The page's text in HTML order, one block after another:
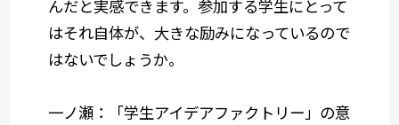
んだと実感できます。参加する学生にとって
はそれ自体が、大きな励みになっているので
はないでしょうか。
一ノ瀬：「学生アイデアファクトリー」の意